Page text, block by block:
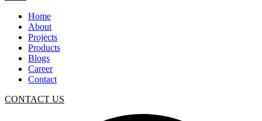
Home
About
Projects
Products
Blogs
Career
Contact
CONTACT US